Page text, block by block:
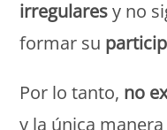
irregularesy no
formar su
Por lo tanto, no
y la única